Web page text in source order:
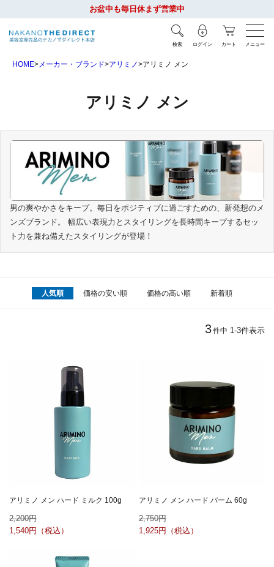
お盆中も毎日休まず営業中
検索 ログイン カート メニュー
HOME メーカー・ブランド アリミノ アリミノ メン
アリミノ メン
男の爽やかさをキープ。毎日をポジティブに過ごすための、新発想のメ
ンズブランド。 幅広い表現力とスタイリングを長時間キープするセッ
ト力を兼ね備えたスタイリングが登場！
人気順 価格の安い順 価格の高い順 新着順
3件中 1 -3件表示
アリミノ メン ハード ミルク 100g
2,200
1,540
アリミノ メン ハード バーム 60g
2,750
1,925